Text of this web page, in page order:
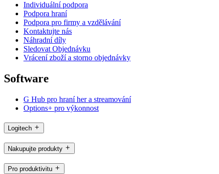
Individuální podpora
Podpora hraní
Podpora pro firmy a vzdělávání
Kontaktujte nás
Náhradní díly
Sledovat Objednávku
Vrácení zboží a storno objednávky
Software
G Hub pro hraní her a streamování
Options+ pro výkonnost
Logitech
Nakupujte produkty
Pro produktivitu